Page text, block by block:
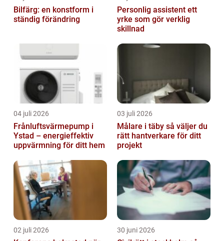
Bilfärg: en konstform i
ständig förändring
Personlig assistent ett
yrke som gör verklig
skillnad
04 juli 2026
Frånluftsvärmepump i
Ystad – energieffektiv
uppvärmning för ditt hem
03 juli 2026
Målare i täby så väljer du
rätt hantverkare för ditt
projekt
02 juli 2026 30 juni 2026